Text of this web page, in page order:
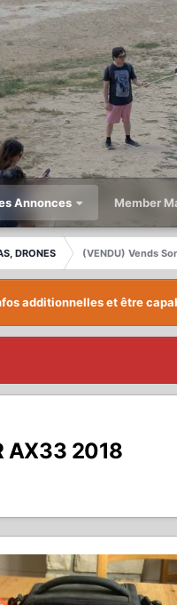
Annonces Member
DRONES (VENDU) Vends
additionnelles et être
AX33 2018